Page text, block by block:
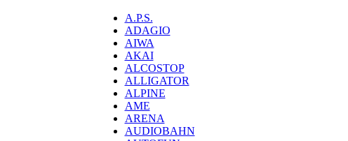
A.P.S.
ADAGIO
AIWA
AKAI
ALCOSTOP
ALLIGATOR
ALPINE
AME
ARENA
AUDIOBAHN